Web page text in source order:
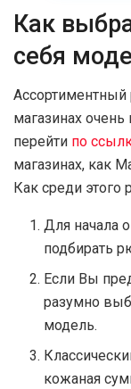
Как
себя
магазинах
перейти по
магазинах, как
Как среди этого
Для начала
подбирать
Если Вы
разумно
модель.
кожаная